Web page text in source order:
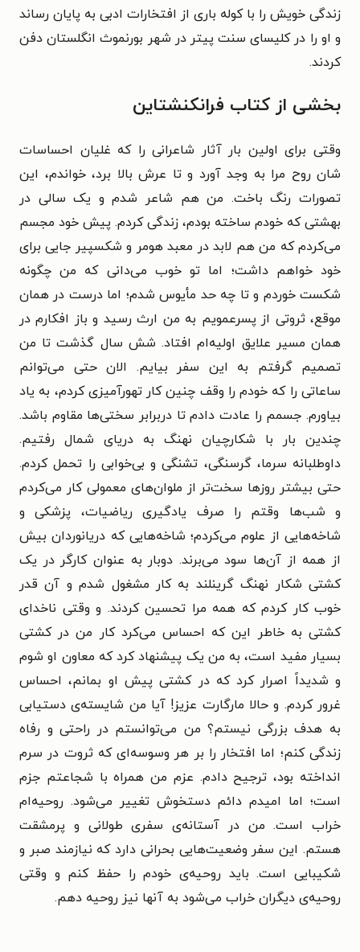
زندگی خویش را با کوله باری از افتخارات ادبی به پایان رساند
و او را در کلیسای سنت پیتر در شهر بورنموث انگلستان دفن
کردند.
بخشی از کتاب فرانکنشتاین
وقتی برای اولین بار آثار شاعرانی را که غلیان احساسات
شان روح مرا به وجد آورد و تا عرش بالا برد، خواندم، این
تصورات رنگ باخت. من هم شاعر شدم و یک سالی در
بهشتی که خودم ساخته بودم، زندگی کردم. پیش خود مجسم
می‌کردم که من هم لابد در معبد هومر و شکسپیر جایی برای
خود خواهم داشت؛ اما تو خوب می‌دانی که من چگونه
شکست خوردم و تا چه حد مأیوس شدم؛ اما درست در همان
موقع، ثروتی از پسرعمویم به من ارث رسید و باز افکارم در
همان مسیر علایق اولیه‌ام افتاد. شش سال گذشت تا من
تصمیم گرفتم به این سفر بیایم. الان حتی می‌توانم
ساعاتی را که خودم را وقف چنین کار تهورآمیزی کردم، به یاد
بیاورم. جسمم را عادت دادم تا دربرابر سختی‌ها مقاوم باشد.
چندین بار با شکارچیان نهنگ به دریای شمال رفتیم.
داوطلبانه سرما، گرسنگی، تشنگی و بی‌خوابی را تحمل کردم.
حتی بیشتر روزها سخت‌تر از ملوان‌های معمولی کار می‌کردم
و شب‌ها وقتم را صرف یادگیری ریاضیات، پزشکی و
شاخه‌هایی از علوم می‌کردم؛ شاخه‌هایی که دریانوردان بیش
از همه از آن‌ها سود می‌برند. دوبار به عنوان کارگر در یک
کشتی شکار نهنگ گرینلند به کار مشغول شدم و آن قدر
خوب کار کردم که همه مرا تحسین کردند. و وقتی ناخدای
کشتی به خاطر این که احساس می‌کرد کار من در کشتی
بسیار مفید است، به من یک پیشنهاد کرد که معاون او شوم
و شدیداً اصرار کرد که در کشتی پیش او بمانم، احساس
غرور کردم. و حالا مارگارت عزیز! آیا من شایسته‌ی دستیابی
به هدف بزرگی نیستم؟ من می‌توانستم در راحتی و رفاه
زندگی کنم؛ اما افتخار را بر هر وسوسه‌ای که ثروت در سرم
انداخته بود، ترجیح دادم. عزم من همراه با شجاعتم جزم
است؛ اما امیدم دائم دستخوش تغییر می‌شود. روحیه‌ام
خراب است. من در آستانه‌ی سفری طولانی و پرمشقت
هستم. این سفر وضعیت‌هایی بحرانی دارد که نیازمند صبر و
شکیبایی است. باید روحیه‌ی خودم را حفظ کنم و وقتی
روحیه‌ی دیگران خراب می‌شود به آنها نیز روحیه دهم.